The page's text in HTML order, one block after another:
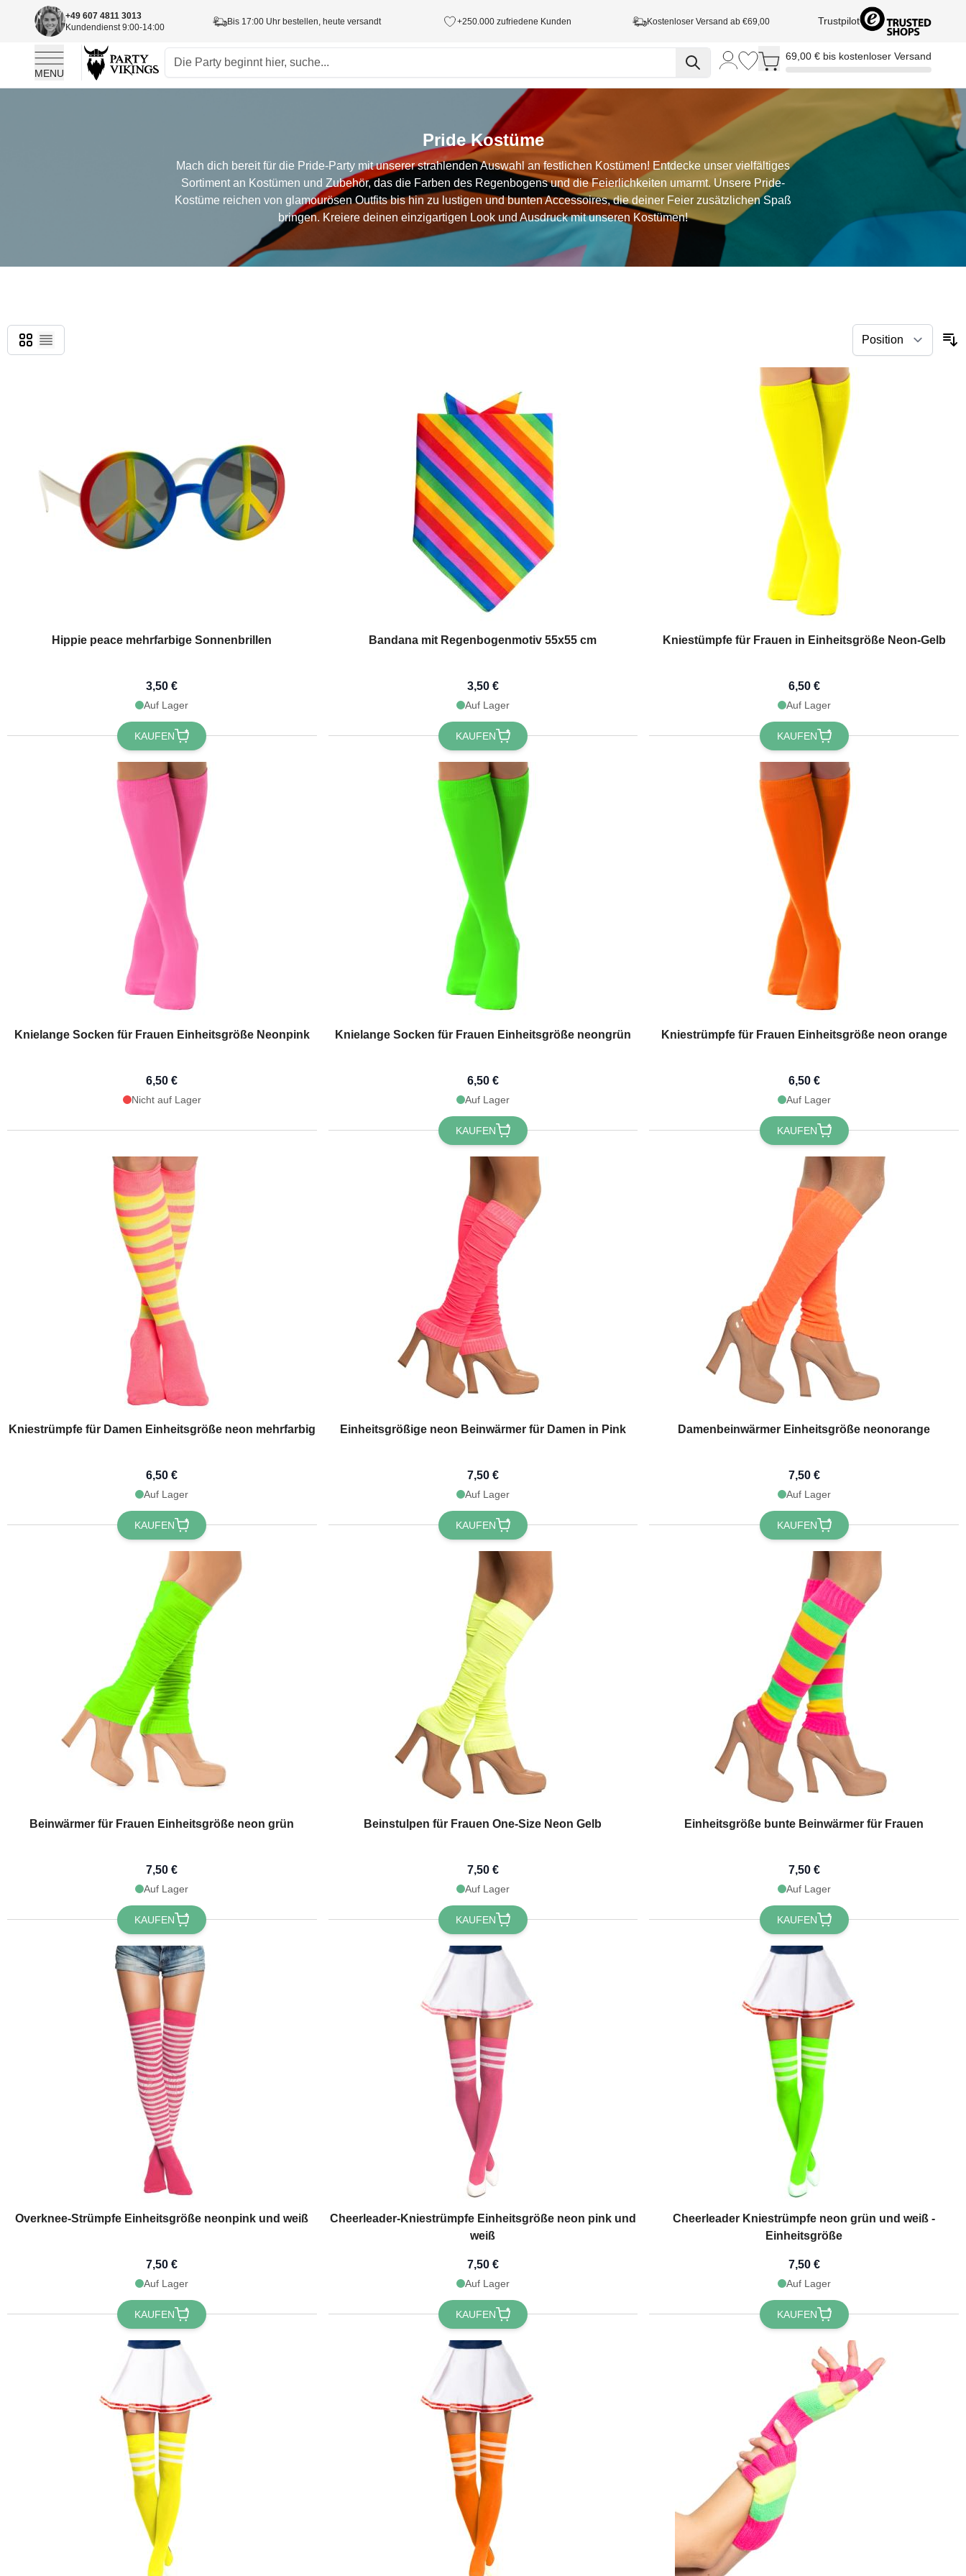
+49 607 4811 3013
Kundendienst 9:00-14:00
Bis 17:00 Uhr bestellen, heute versandt +250.000 zufriedene Kunden Kostenloser Versand ab €69,00 Trustpilot
MENU
Toggle minicart, Cart is empty
69,00 € bis kostenloser Versand
Pride Kostüme
Mach dich bereit für die Pride-Party mit unserer strahlenden Auswahl an festlichen Kostümen! Entdecke unser vielfältiges
Sortiment an Kostümen und Zubehör, das die Farben des Regenbogens und die Feierlichkeiten umarmt. Unsere Pride-
Kostüme reichen von glamourösen Outfits bis hin zu lustigen und bunten Accessoires, die deiner Feier zusätzlichen Spaß
bringen. Kreiere deinen einzigartigen Look und Ausdruck mit unseren Kostümen!
Grid
List
Hippie peace mehrfarbige Sonnenbrillen
3,50 €
Auf Lager
KAUFEN
Bandana mit Regenbogenmotiv 55x55 cm
3,50 €
Auf Lager
KAUFEN
Kniestümpfe für Frauen in Einheitsgröße Neon-Gelb
6,50 €
Auf Lager
KAUFEN
Knielange Socken für Frauen Einheitsgröße Neonpink
6,50 €
Nicht auf Lager
Knielange Socken für Frauen Einheitsgröße neongrün
6,50 €
Auf Lager
KAUFEN
Kniestrümpfe für Frauen Einheitsgröße neon orange
6,50 €
Auf Lager
KAUFEN
Kniestrümpfe für Damen Einheitsgröße neon mehrfarbig
6,50 €
Auf Lager
KAUFEN
Einheitsgrößige neon Beinwärmer für Damen in Pink
7,50 €
Auf Lager
KAUFEN
Damenbeinwärmer Einheitsgröße neonorange
7,50 €
Auf Lager
KAUFEN
Beinwärmer für Frauen Einheitsgröße neon grün
7,50 €
Auf Lager
KAUFEN
Beinstulpen für Frauen One-Size Neon Gelb
7,50 €
Auf Lager
KAUFEN
Einheitsgröße bunte Beinwärmer für Frauen
7,50 €
Auf Lager
KAUFEN
Overknee-Strümpfe Einheitsgröße neonpink und weiß
7,50 €
Auf Lager
KAUFEN
Cheerleader-Kniestrümpfe Einheitsgröße neon pink und
weiß
7,50 €
Auf Lager
KAUFEN
Cheerleader Kniestrümpfe neon grün und weiß -
Einheitsgröße
7,50 €
Auf Lager
KAUFEN